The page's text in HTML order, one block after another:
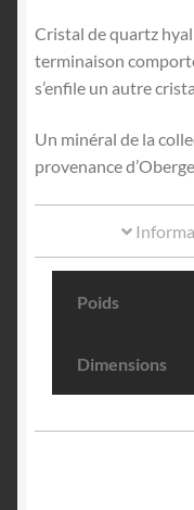
Cristal de quartz
terminaison
s’enfile un autre
Un minéral de la
provenance
Poids
Dimensions